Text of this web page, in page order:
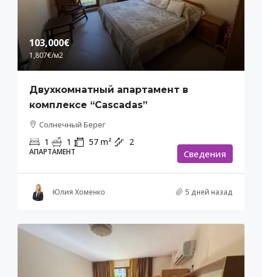
103,000€
1,807€/м2
Двухкомнатный апартамент в
комплексе “Cascadas”
Солнечный Берег
1 1 57 m² 2
АПАРТАМЕНТ Cведения
Юлия Хоменко 5 дней назад